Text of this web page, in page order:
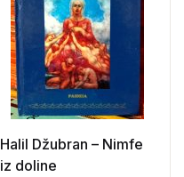
Halil Džubran – Nimfe
iz doline